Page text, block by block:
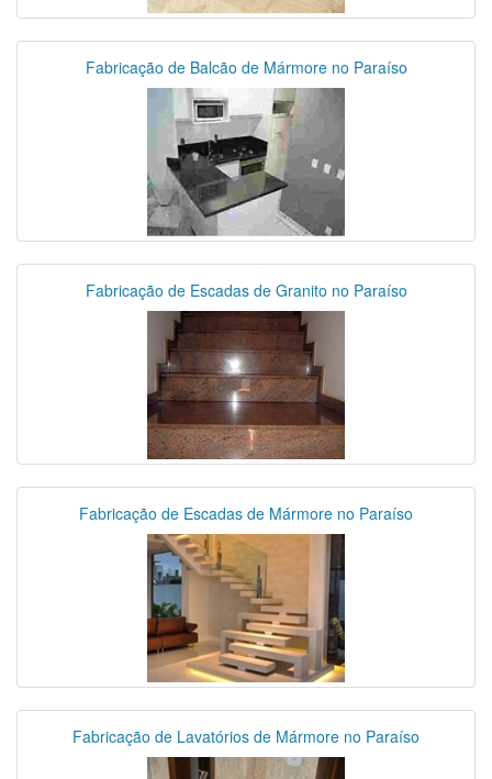
Fabricação de Balcão de Mármore no Paraíso
Fabricação de Escadas de Granito no Paraíso
Fabricação de Escadas de Mármore no Paraíso
Fabricação de Lavatórios de Mármore no Paraíso